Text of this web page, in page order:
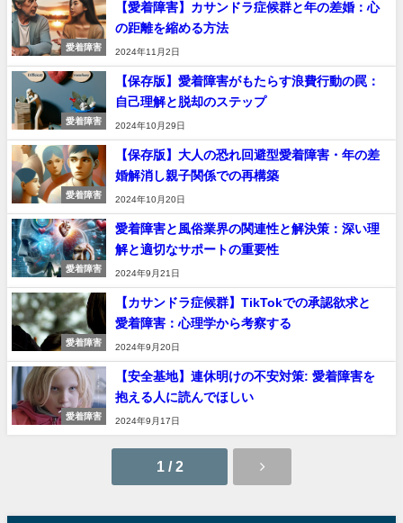
愛着障害
【愛着障害】カサンドラ症候群と年の差婚：心
の距離を縮める方法
2024年11月2日
愛着障害
【保存版】愛着障害がもたらす浪費行動の罠：
自己理解と脱却のステップ
2024年10月29日
愛着障害
【保存版】大人の恐れ回避型愛着障害・年の差
婚解消し親子関係での再構築
2024年10月20日
愛着障害
愛着障害と風俗業界の関連性と解決策：深い理
解と適切なサポートの重要性
2024年9月21日
愛着障害
【カサンドラ症候群】TikTokでの承認欲求と
愛着障害：心理学から考察する
2024年9月20日
愛着障害
【安全基地】連休明けの不安対策: 愛着障害を
抱える人に読んでほしい
2024年9月17日
1 / 2